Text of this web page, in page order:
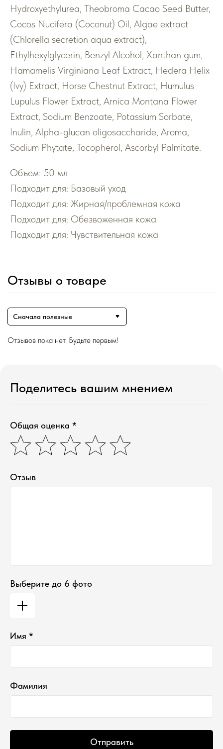
Hydroxyethylurea, Theobroma Cacao Seed Butter,
Cocos Nucifera (Coconut) Oil, Algae extract
(Chlorella secretion aqua extract),
Ethylhexylglycerin, Benzyl Alcohol, Xanthan gum,
Hamamelis Virginiana Leaf Extract, Hedera Helix
(Ivy) Extract, Horse Chestnut Extract, Humulus
Lupulus Flower Extract, Arnica Montana Flower
Extract, Sodium Benzoate, Potassium Sorbate,
Inulin, Alpha-glucan oligosaccharide, Aroma,
Sodium Phytate, Tocopherol, Ascorbyl Palmitate.
Объем: 50 мл
Подходит для: Базовый уход
Подходит для: Жирная/проблемная кожа
Подходит для: Обезвоженная кожа
Подходит для: Чувствительная кожа
Отзывы о товаре
Сначала полезные
Отзывов пока нет. Будьте первым!
Поделитесь вашим мнением
Общая оценка *
Отзыв
Выберите до 6 фото
Имя *
Фамилия
Отправить